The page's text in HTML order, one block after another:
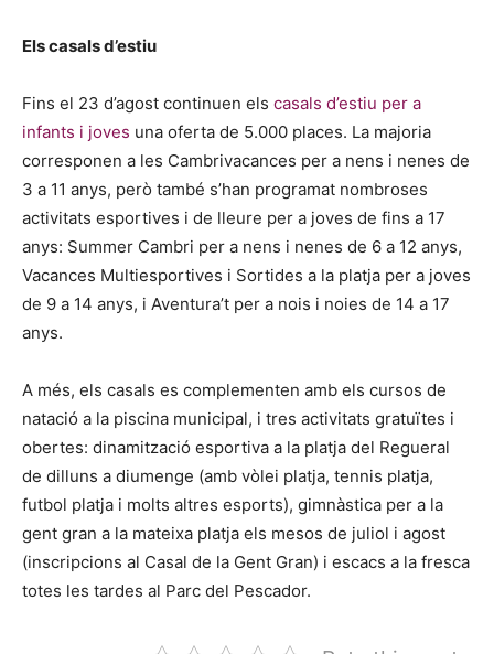
Els casals d’estiu
Fins el 23 d’agost continuen els casals d’estiu per a
infants i joves una oferta de 5.000 places. La majoria
corresponen a les Cambrivacances per a nens i nenes de
3 a 11 anys, però també s’han programat nombroses
activitats esportives i de lleure per a joves de fins a 17
anys: Summer Cambri per a nens i nenes de 6 a 12 anys,
Vacances Multiesportives i Sortides a la platja per a joves
de 9 a 14 anys, i Aventura’t per a nois i noies de 14 a 17
anys.
A més, els casals es complementen amb els cursos de
natació a la piscina municipal, i tres activitats gratuïtes i
obertes: dinamització esportiva a la platja del Regueral
de dilluns a diumenge (amb vòlei platja, tennis platja,
futbol platja i molts altres esports), gimnàstica per a la
gent gran a la mateixa platja els mesos de juliol i agost
(inscripcions al Casal de la Gent Gran) i escacs a la fresca
totes les tardes al Parc del Pescador.